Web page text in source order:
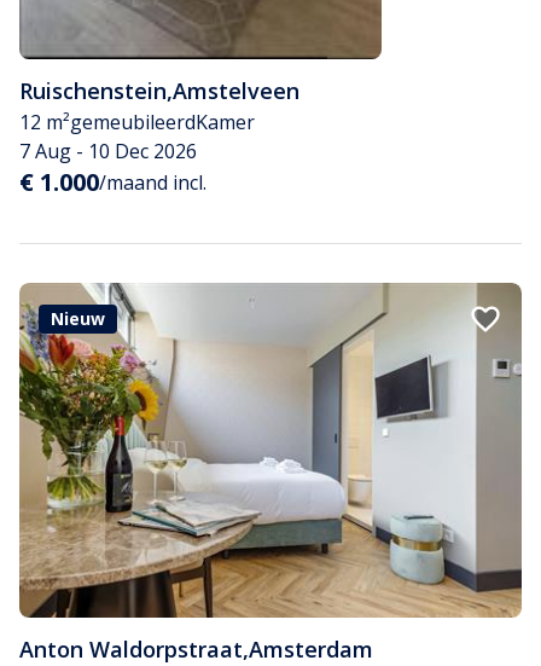
Ruischenstein,Amstelveen
12 m²gemeubileerdKamer
7 Aug - 10 Dec 2026
€ 1.000/maand incl.
Nieuw
Anton Waldorpstraat,Amsterdam